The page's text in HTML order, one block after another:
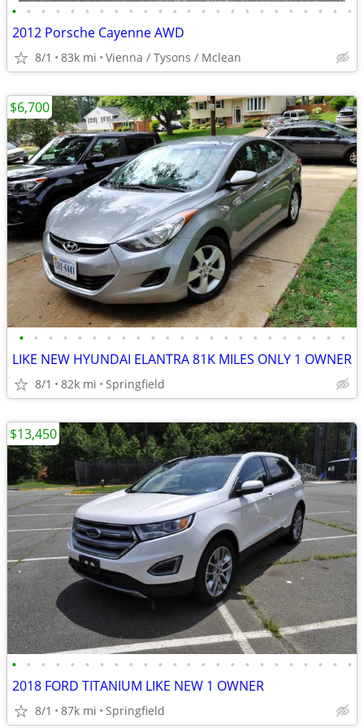
• • • • • • • • • • • • • • • • • • • • • • • •
2012 Porsche Cayenne AWD
8/1 83k mi Vienna / Tysons / Mclean
• • • • • • • • • • • • • • • • • • • • • • •
LIKE NEW HYUNDAI ELANTRA 81K MILES ONLY 1 OWNER
8/1 82k mi Springfield
$6,700
• • • • • • • • • • • • • • • • • • • • • • • •
2018 FORD TITANIUM LIKE NEW 1 OWNER
8/1 87k mi Springfield
$13,450